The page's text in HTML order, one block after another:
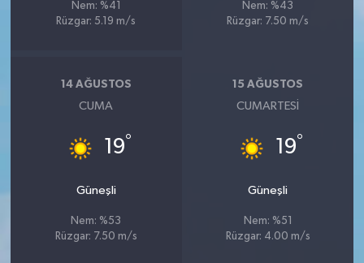
Nem: %41
Rüzgar: 5.19 m/s
Nem: %43
Rüzgar: 7.50 m/s
14 AĞUSTOS
CUMA
19°
Güneşli
Nem: %53
Rüzgar: 7.50 m/s
15 AĞUSTOS
CUMARTESI
19°
Güneşli
Nem: %51
Rüzgar: 4.00 m/s